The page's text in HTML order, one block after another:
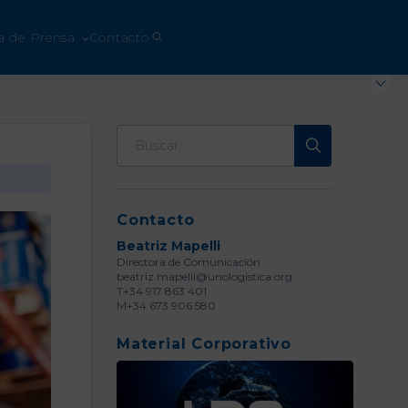
de Prensa Contacto
Contacto
Beatriz Mapelli
Directora de Comunicación
beatriz.mapelli@unologistica.org
T+34 917 863 401
M+34 673 906 580
Material Corporativo